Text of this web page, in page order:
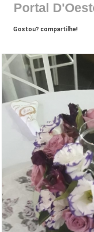
Portal
Gostou? compartilhe!